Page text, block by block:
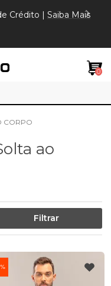
Crédito | Saiba Mais
0
CORPO
ao
Filtrar